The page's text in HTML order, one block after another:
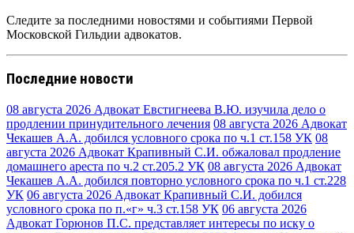
Следите за последними новостями и событиями Первой
Московской Гильдии адвокатов.
Последние новости
08 августа 2026 Адвокат Евстигнеева В.Ю. изучила дело о
продлении принудительного лечения 08 августа 2026 Адвокат
Чекашев А.А. добился условного срока по ч.1 ст.158 УК 08
августа 2026 Адвокат Крапивный С.И. обжаловал продление
домашнего ареста по ч.2 ст.205.2 УК 08 августа 2026 Адвокат
Чекашев А.А. добился повторно условного срока по ч.1 ст.228
УК 06 августа 2026 Адвокат Крапивный С.И. добился
условного срока по п.«г» ч.3 ст.158 УК 06 августа 2026
Адвокат Горюнов П.С. представляет интересы по иску о